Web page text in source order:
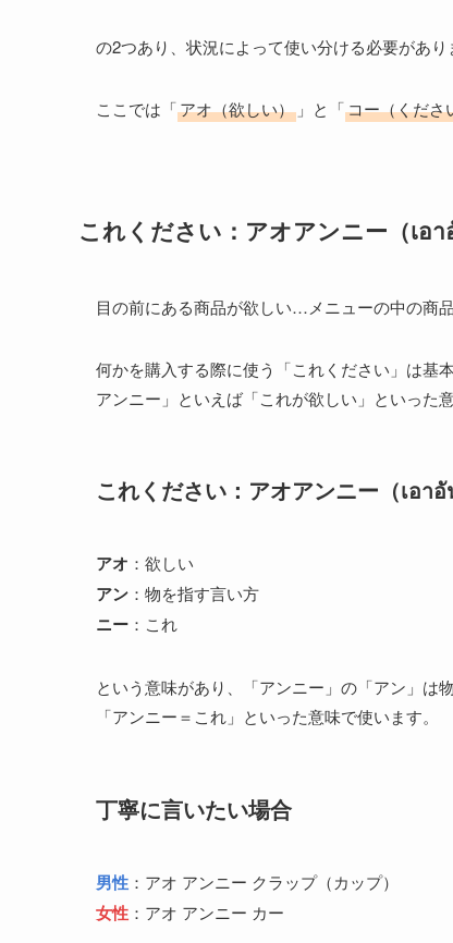
の2つあり、状況によって使い分ける必要があり
ここでは「アオ（欲しい） 」と「コー（くださ
これください：アオアンニー（เอา
目の前にある商品が欲しい…メニューの中の商
何かを購入する際に使う「これください」は基
アンニー」といえば「これが欲しい」といった
これください：アオアンニー（เอาอั
アオ ：欲しい
アン ：物を指す言い方
ニー ：これ
という意味があり、「アンニー」の「アン」は
「アンニー＝これ」といった意味で使います。
丁寧に言いたい場合
男性 ：アオ アンニー クラップ（カップ）
女性 ：アオ アンニー カー